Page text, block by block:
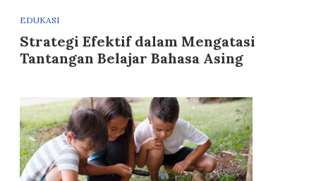
EDUKASI
Strategi Efektif dalam Mengatasi
Tantangan Belajar Bahasa Asing